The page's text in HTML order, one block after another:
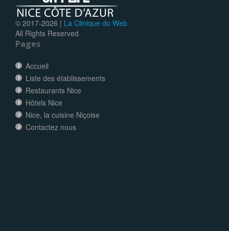
© 2017-2026 | La Clinique du Web
All Rights Reserved
Pages
Accueil
Liste des établissements
Restaurants Nice
Hôtels Nice
Nice, la cuisine Niçoise
Contactez nous